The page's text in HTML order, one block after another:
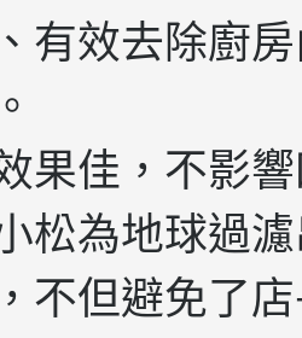
有效去除廚
果佳，不影
松為地球過
不但避免了